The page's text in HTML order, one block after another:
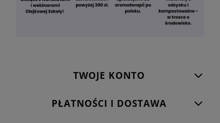
TWOJE KONTO
PŁATNOŚCI I DOSTAWA